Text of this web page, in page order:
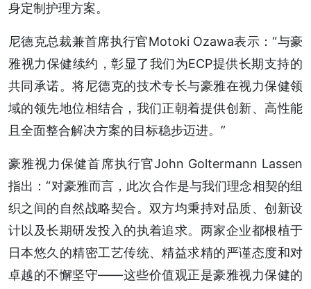
身定制护理方案。
尼德克总裁兼首席执行官Motoki Ozawa表示：“与豪
雅视力保健续约，彰显了我们为ECP提供长期支持的
共同承诺。将尼德克的技术专长与豪雅在视力保健领
域的领先地位相结合，我们正朝着提供创新、高性能
且全面整合解决方案的目标稳步迈进。”
豪雅视力保健首席执行官John Goltermann Lassen
指出：“对豪雅而言，此次合作是与我们理念相契的组
织之间的自然战略契合。双方均秉持对品质、创新设
计以及长期研发投入的执着追求。两家企业都根植于
日本悠久的精密工艺传统、精益求精的严谨态度和对
卓越的不懈坚守——这些价值观正是豪雅视力保健的